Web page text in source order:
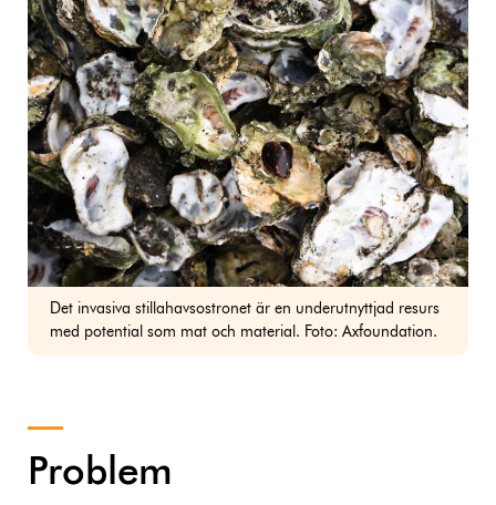
Det invasiva stillahavsostronet är en underutnyttjad resurs
med potential som mat och material. Foto: Axfoundation.
Problem